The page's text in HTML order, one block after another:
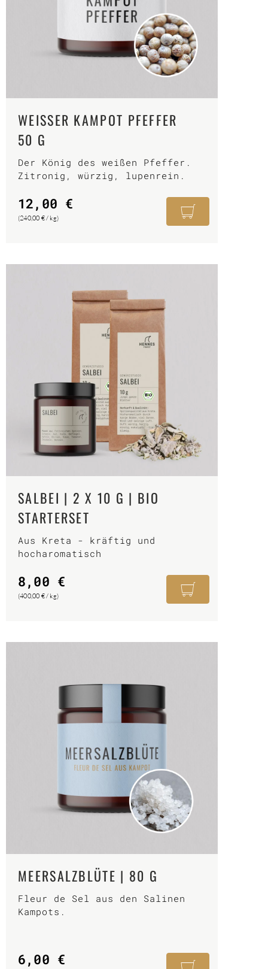
WEISSER KAMPOT PFEFFER
50 G
Der König des weißen Pfeffer.
Zitronig, würzig, lupenrein.
12,00 €
(240,00 €/ kg)
SALBEI | 2 X 10 G | BIO
STARTERSET
Aus Kreta - kräftig und
hocharomatisch
8,00 €
(400,00 €/ kg)
MEERSALZBLÜTE | 80 G
Fleur de Sel aus den Salinen
Kampots.
6,00 €